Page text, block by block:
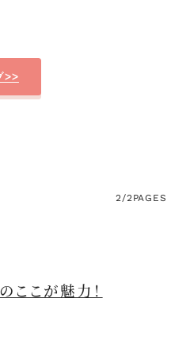
>>
2/2PAGES
ここが魅力！